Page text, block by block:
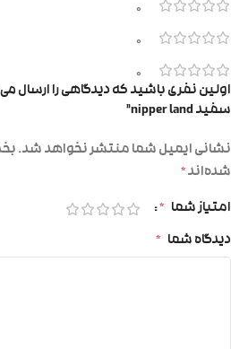
0
0
0
اولین نفری باشید که دیدگاهی را ارسال
سفید nipper land”
نشانی ایمیل شما منتشر نخواهد شد.
شده‌اند*
امتیاز شما *
دیدگاه شما *